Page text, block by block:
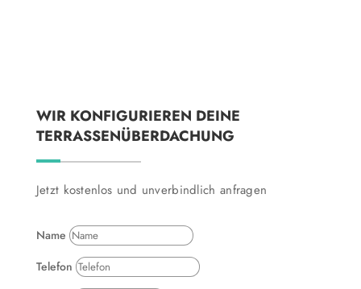
WIR KONFIGURIEREN DEINE
TERRASSENÜBERDACHUNG
Jetzt kostenlos und unverbindlich anfragen
Name
Telefon